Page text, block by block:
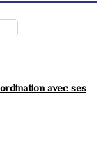
avec ses